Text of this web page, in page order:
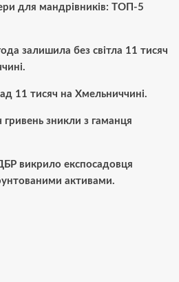
для мандрівників: ТОП-5
залишила без світла 11 тисяч
11 тисяч на Хмельниччині.
гривень зникли з гаманця
викрило експосадовця
активами.